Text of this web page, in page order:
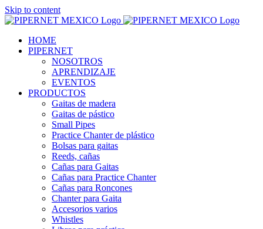
Skip to content
HOME
PIPERNET
NOSOTROS
APRENDIZAJE
EVENTOS
PRODUCTOS
Gaitas de madera
Gaitas de pástico
Small Pipes
Practice Chanter de plástico
Bolsas para gaitas
Reeds, cañas
Cañas para Gaitas
Cañas para Practice Chanter
Cañas para Roncones
Chanter para Gaita
Accesorios varios
Whistles